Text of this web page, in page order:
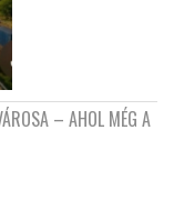
– AHOL MÉG A